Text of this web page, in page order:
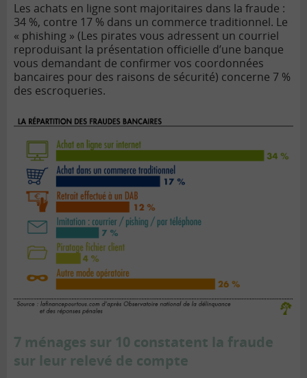
Les achats en ligne sont majoritaires dans la fraude :
34 %, contre 17 % dans un commerce traditionnel. Le
« phishing » (Les pirates vous adressent un courriel
reproduisant la présentation officielle d’une banque
vous demandant de confirmer vos coordonnées
bancaires pour des raisons de sécurité) concerne 7 %
des escroqueries.
7 ménages sur 10 constatent la fraude
sur leur relevé de compte